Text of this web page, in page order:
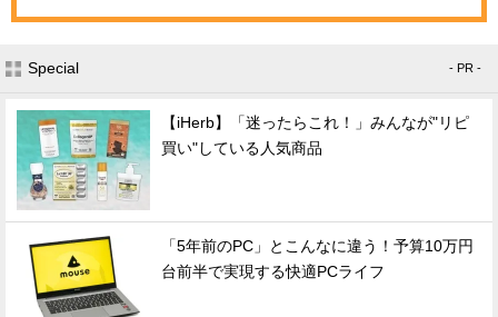
Special - PR -
【iHerb】「迷ったらこれ！」みんなが"リピ
買い"している人気商品
「5年前のPC」とこんなに違う！予算10万円
台前半で実現する快適PCライフ